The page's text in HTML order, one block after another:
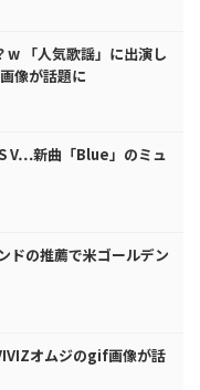
w 「人気歌謡」に出演し
像が話題に
V…新曲「Blue」のミュ
ドの推薦で米ゴールデン
オムジのgif画像が話